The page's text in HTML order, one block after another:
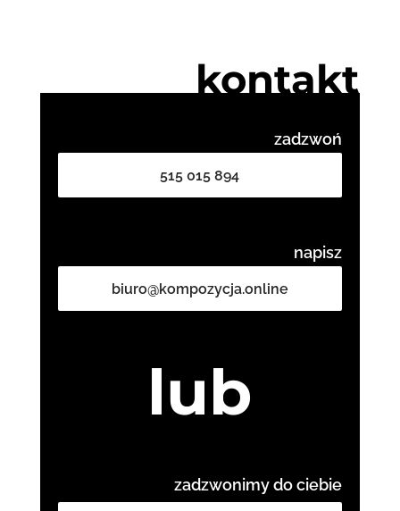
kontakt
zadzwoń
515 015 894
napisz
biuro@kompozycja.online
lub
zadzwonimy do ciebie